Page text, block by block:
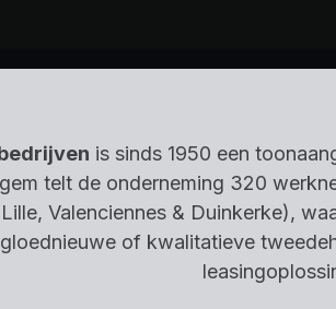
is sinds 1950 een
telt de onderneming 320
Valenciennes & Duinkerke),
of kwalitatieve